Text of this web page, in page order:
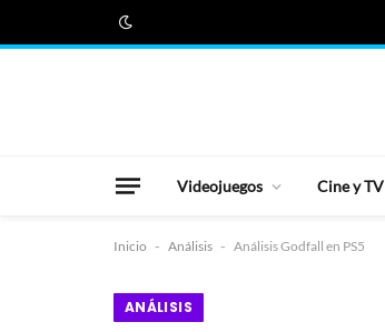
Videojuegos Cine y TV
Inicio - Análisis - Análisis Godfall en PS5
ANÁLISIS